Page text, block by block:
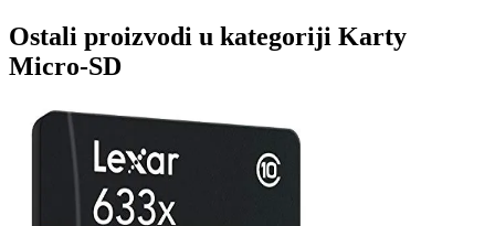
Ostali proizvodi u kategoriji Karty
Micro-SD